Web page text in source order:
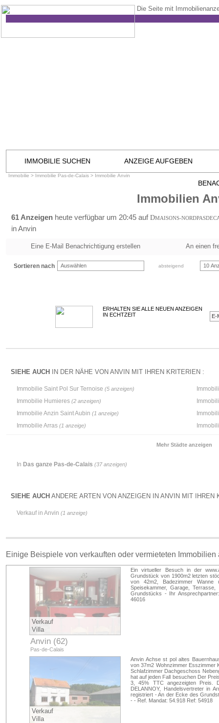
Die Seite mit
IMMOBILIE SUCHEN ANZEIGE AUFGEBEN
Immobilie > Immobilie Pas-de-Calais > Immobilie Anvin
Immobilien
61 Anzeigen heute verfügbar um 20:45 auf DMAISONS-
in Anvin
Eine E-Mail Benachrichtigung erstellen An einen
Sortieren nach Auswählen absteigend 10
ERHALTEN SIE ALLE NEUEN ANZEIGEN
IN ECHTZEIT
SIEHE AUCH IN DER NÄHE VON ANVIN MIT IHREN KRITERIEN :
Immobilie Saint Pol Sur Ternoise (5 anzeigen)
Immobilie Humieres (2 anzeigen)
Immobilie Anzin Saint Aubin (1 anzeige)
Immobilie Arras (1 anzeige)
Mehr Städte anzeigen
In Das ganze Pas-de-Calais (37 anzeigen)
SIEHE AUCH ANDERE ARTEN VON ANZEIGEN IN ANVIN MIT IHREN
Verkauf in Anvin (1 anzeige)
Einige Beispiele von verkauften oder vermieteten
Verkauf
Villa
Anvin (62)
Pas-de-Calais
Ein virtueller Besuch in der
Grundstück von 1900m2 letzten
von 42m2, Badezimmer
Speisekammer, Garage,
Grundstücks - Ihr
46016
Verkauf
Villa
Anvin Achse st pol altes
von 37m2 Wohnzimmer Esszimmer
Schlafzimmer Dachgeschoss
hat auf jeden Fall besuchen Der
3, 45% TTC angezeigten Preis.
DELANNOY, Handelsvertreter in
registriert - An der Ecke des
- - Ref. Mandat: 54.918 Ref: 54918